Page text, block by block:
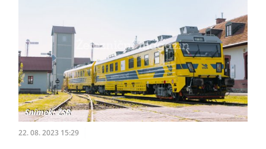
22. 08. 2023 15:29